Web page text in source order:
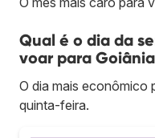
Qual é o dia da
voar para
O dia mais econômico
quinta-feira.